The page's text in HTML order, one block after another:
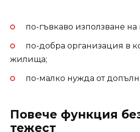
по-гъвкаво използване на
по-добра организация в
жилища;
по-малко нужда от
Повече функция
тежест